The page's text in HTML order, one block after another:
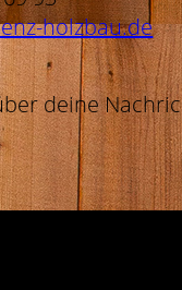
holzbau.de
deine